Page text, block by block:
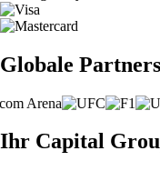
Globale
Ihr Capital